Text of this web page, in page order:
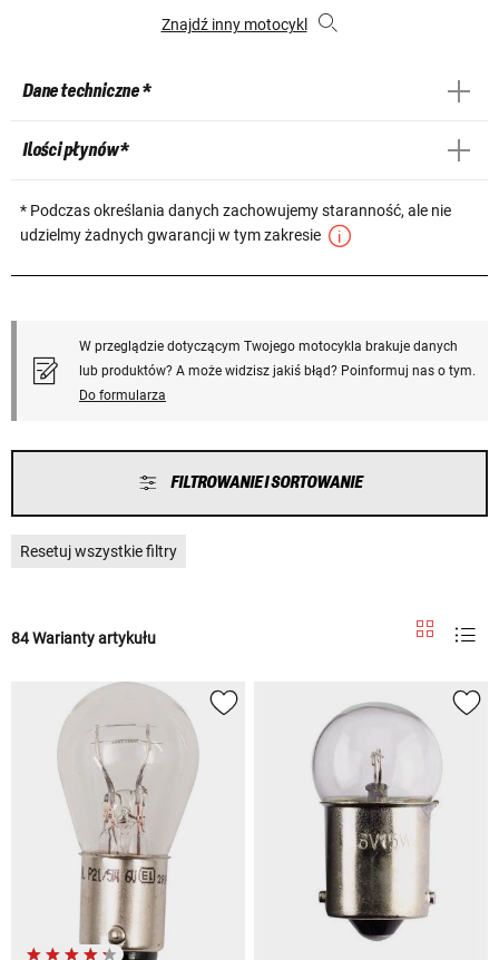
Znajdź inny motocykl
Dane techniczne *
Ilości płynów *
* Podczas określania danych zachowujemy staranność, ale nie
udzielmy żadnych gwarancji w tym zakresie
W przeglądzie dotyczącym Twojego motocykla brakuje danych
lub produktów? A może widzisz jakiś błąd? Poinformuj nas o tym.
Do formularza
FILTROWANIE I SORTOWANIE
Resetuj wszystkie filtry
84 Warianty artykułu